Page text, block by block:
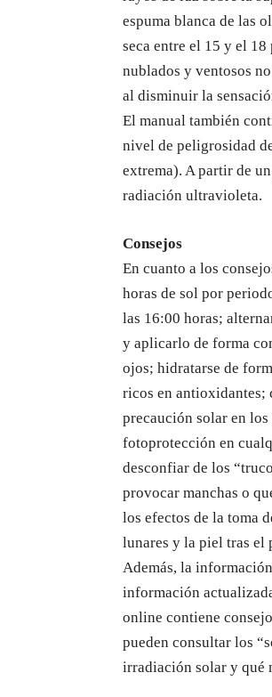
espuma blanca de las
seca entre el 15 y el
nublados y ventosos
al disminuir la
El manual también
nivel de peligrosidad
extrema). A partir de
radiación ultravioleta.
Consejos
En cuanto a los
horas de sol por
las 16:00 horas;
y aplicarlo de forma
ojos; hidratarse de
ricos en antioxidantes;
precaución solar en
fotoprotección en
desconfiar de los
provocar manchas o
los efectos de la toma
lunares y la piel tras el
Además, la
información
online contiene
pueden consultar los
irradiación solar y qué